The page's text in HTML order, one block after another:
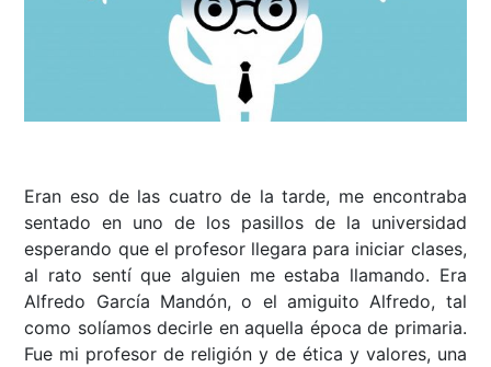
Eran eso de las cuatro de la tarde, me encontraba
sentado en uno de los pasillos de la universidad
esperando que el profesor llegara para iniciar clases,
al rato sentí que alguien me estaba llamando. Era
Alfredo García Mandón, o el amiguito Alfredo, tal
como solíamos decirle en aquella época de primaria.
Fue mi profesor de religión y de ética y valores, una